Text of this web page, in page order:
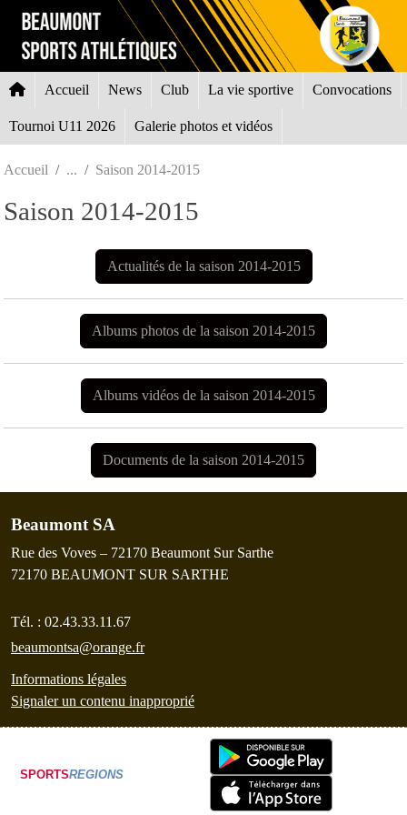
Accueil News Club La vie sportive Convocations
Tournoi U11 2026 Galerie photos et vidéos
Accueil Saison 2014-2015
Saison 2014-2015
Actualités de la saison 2014-2015
Albums photos de la saison 2014-2015
Albums vidéos de la saison 2014-2015
Documents de la saison 2014-2015
Beaumont SA
Rue des Voves – 72170 Beaumont Sur Sarthe
72170 BEAUMONT SUR SARTHE
Tél. : 02.43.33.11.67
beaumontsa@orange.fr
Informations légales
Signaler un contenu inapproprié
SPORTSREGIONS
Panneau de gestion des cookies